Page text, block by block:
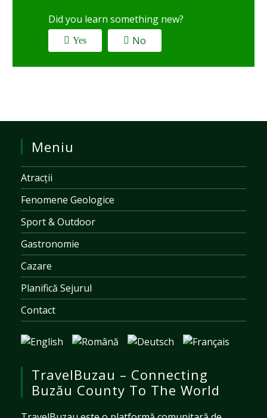
Did you learn something new?
Yes No
Meniu
Atracții
Fenomene Geologice
Sport & Outdoor
Gastronomie
Cazare
Planifică Sejurul
Contact
TravelBuzau – Connecting
Buzău County To The World